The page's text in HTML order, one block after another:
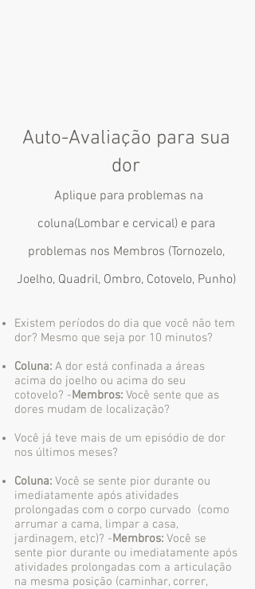
Auto-Avaliação para sua
dor
Aplique para problemas na
coluna(Lombar e cervical) e para
problemas nos Membros (Tornozelo,
Joelho, Quadril, Ombro, Cotovelo, Punho)
Existem períodos do dia que você não tem
dor? Mesmo que seja por 10 minutos?
Coluna: A dor está confinada a áreas
acima do joelho ou acima do seu
cotovelo? -Membros: Você sente que as
dores mudam de localização?
Você já teve mais de um episódio de dor
nos últimos meses?
Coluna: Você se sente pior durante ou
imediatamente após atividades
prolongadas com o corpo curvado (como
arrumar a cama, limpar a casa,
jardinagem, etc)? -Membros: Você se
sente pior durante ou imediatamente após
atividades prolongadas com a articulação
na mesma posição (caminhar, correr,